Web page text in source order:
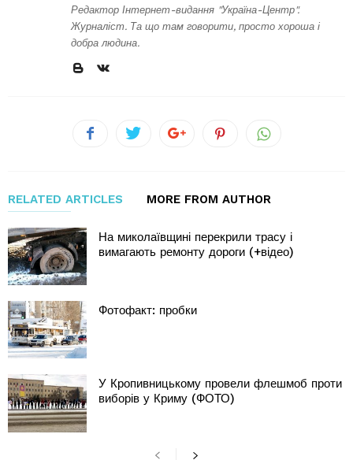
Редактор Інтернет-видання "Україна-Центр".
Журналіст. Та що там говорити, просто хороша і
добра людина.
RELATED ARTICLES MORE FROM AUTHOR
На миколаївщині перекрили трасу і
вимагають ремонту дороги (+відео)
Фотофакт: пробки
У Кропивницькому провели флешмоб проти
виборів у Криму (ФОТО)